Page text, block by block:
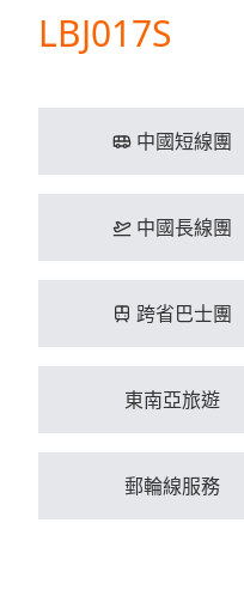
LBJ017S
中國短線團
中國長線團
跨省巴士團
東南亞旅遊
郵輪線服務